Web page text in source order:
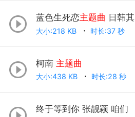
蓝色生死恋主题曲 日韩其
大小:218 KB 时长:37 秒
柯南 主题曲
大小:438 KB 时长:28 秒
终于等到你 张靓颖 咱们